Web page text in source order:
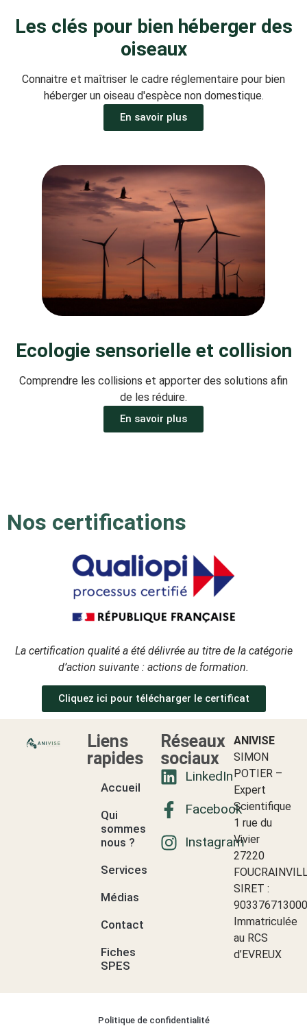
Les clés pour bien héberger des
oiseaux
Connaitre et maîtriser le cadre réglementaire pour bien
héberger un oiseau d'espèce non domestique.
En savoir plus
Ecologie sensorielle et collision
Comprendre les collisions et apporter des solutions afin
de les réduire.
En savoir plus
Nos certifications
La certification qualité a été délivrée au titre de la catégorie
d’action suivante : actions de formation.
Cliquez ici pour télécharger le certificat
Liens
rapides
Accueil
Qui
sommes-
nous ?
Services
Médias
Contact
Fiches
SPES
Réseaux
sociaux
LinkedIn
Facebook
Instagram
ANIVISE
SIMON
POTIER –
Expert
Scientifique
1 rue du
Vivier
27220
SIRET :
Immatriculée
au RCS
d’EVREUX
Politique de confidentialité